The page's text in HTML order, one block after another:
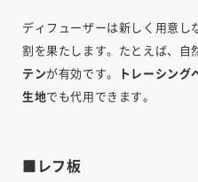
ディフューザーは新しく用意し
割を果たします。たとえば、自
テンが有効です。 トレーシング
生地でも代用できます。
■レフ板